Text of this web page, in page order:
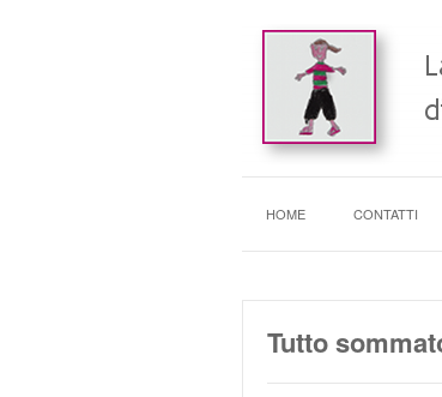
HOME CONTATTI
Tutto